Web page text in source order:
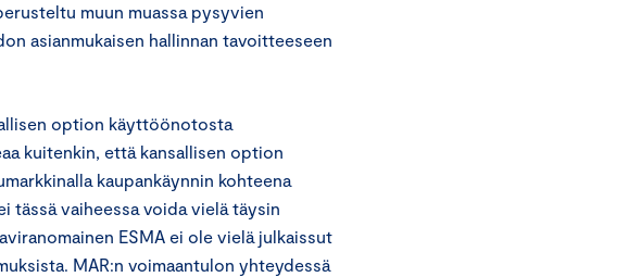
muun muassa pysyvien
asianmukaisen hallinnan tavoitteeseen
option käyttöönotosta
kuitenkin, että kansallisen option
kaupankäynnin kohteena
tässä vaiheessa voida vielä täysin
ESMA ei ole vielä julkaissut
MAR:n voimaantulon yhteydessä